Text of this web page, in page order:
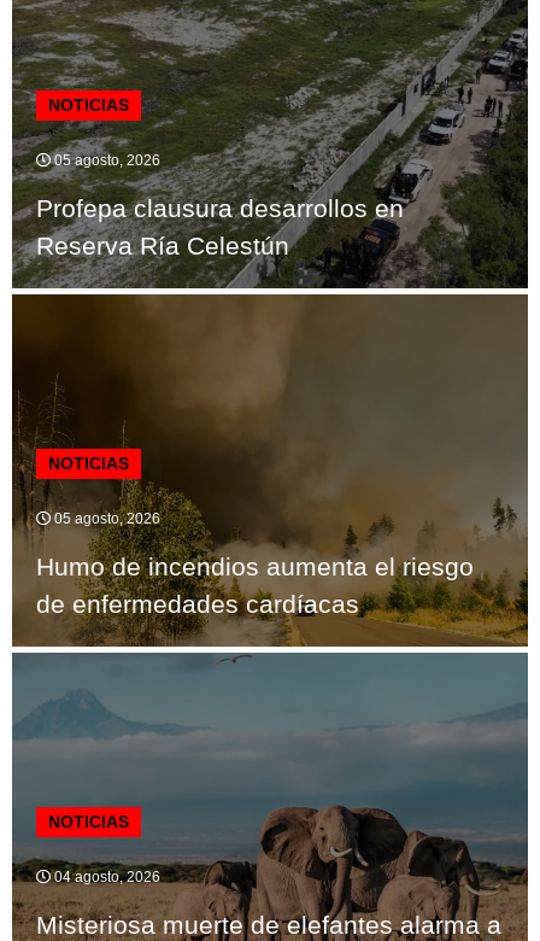
NOTICIAS
05 agosto, 2026
Profepa clausura desarrollos en
Reserva Ría Celestún
NOTICIAS
05 agosto, 2026
Humo de incendios aumenta el riesgo
de enfermedades cardíacas
NOTICIAS
04 agosto, 2026
Misteriosa muerte de elefantes alarma a